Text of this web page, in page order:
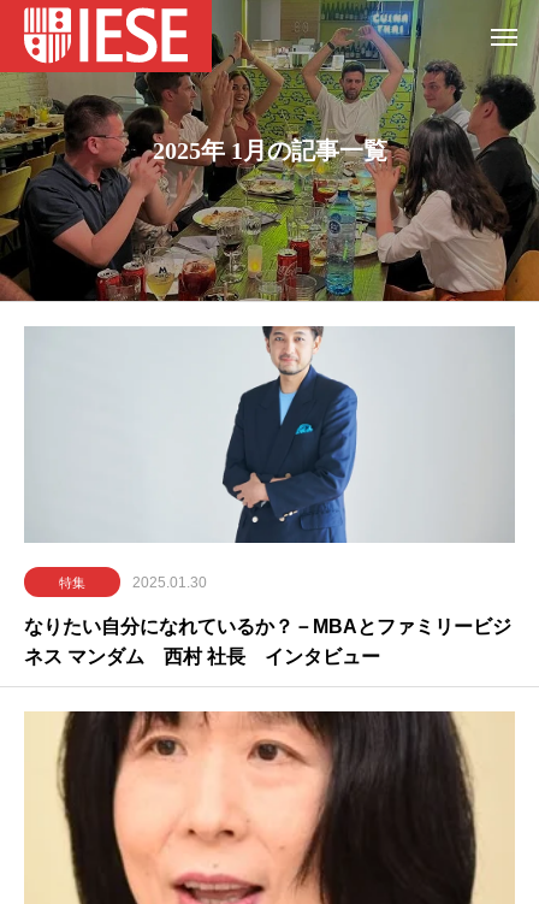
2025年 1月の記事一覧
特集 2025.01.30
なりたい自分になれているか？－MBAとファミリービジ
ネス マンダム 西村 社長 インタビュー